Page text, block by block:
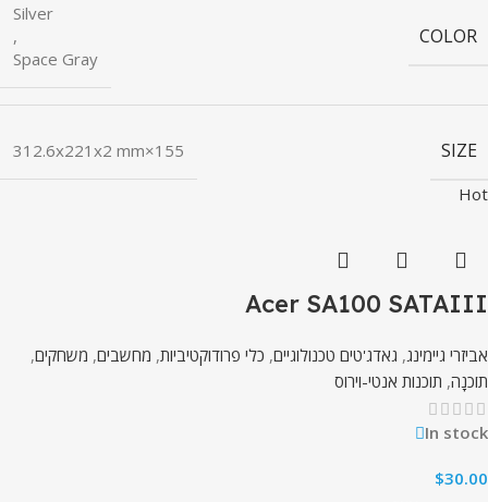
COLOR
Silver
,
Space Gray
SIZE
155×312.6x221x2 mm
Hot
Acer SA100 SATAIII
אביזרי גיימינג, גאדג'טים טכנולוגיים, כלי פרודוקטיביות, מחשבים, משחקים,
תוֹכנָה, תוכנות אנטי-וירוס
In stock
$30.00